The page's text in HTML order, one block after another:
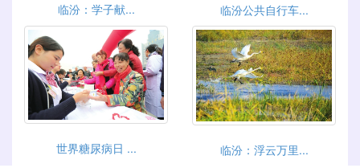
临汾：学子献... 临汾公共自行车...
世界糖尿病日 ... 临汾：浮云万里...